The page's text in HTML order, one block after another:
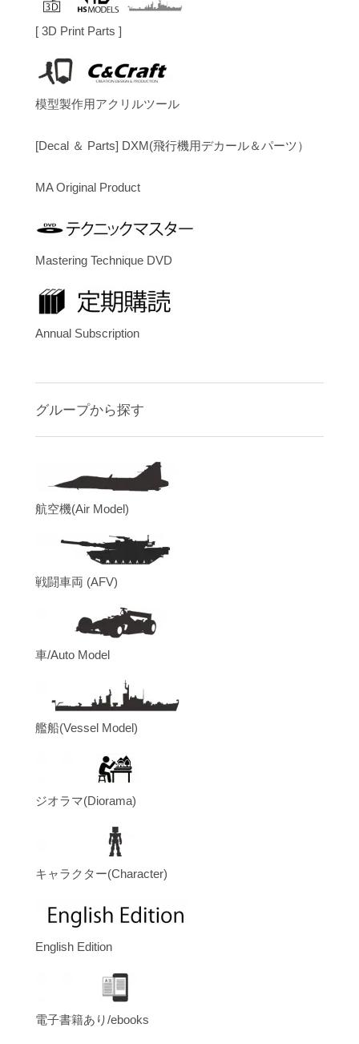
[ 3D Print Parts ]
模型製作用アクリルツール
[Decal ＆ Parts] DXM(飛行機用デカール＆パーツ）
MA Original Product
Mastering Technique DVD
Annual Subscription
グループから探す
航空機(Air Model)
戦闘車両 (AFV)
車/Auto Model
艦船(Vessel Model)
ジオラマ(Diorama)
キャラクター(Character)
English Edition
電子書籍あり/ebooks